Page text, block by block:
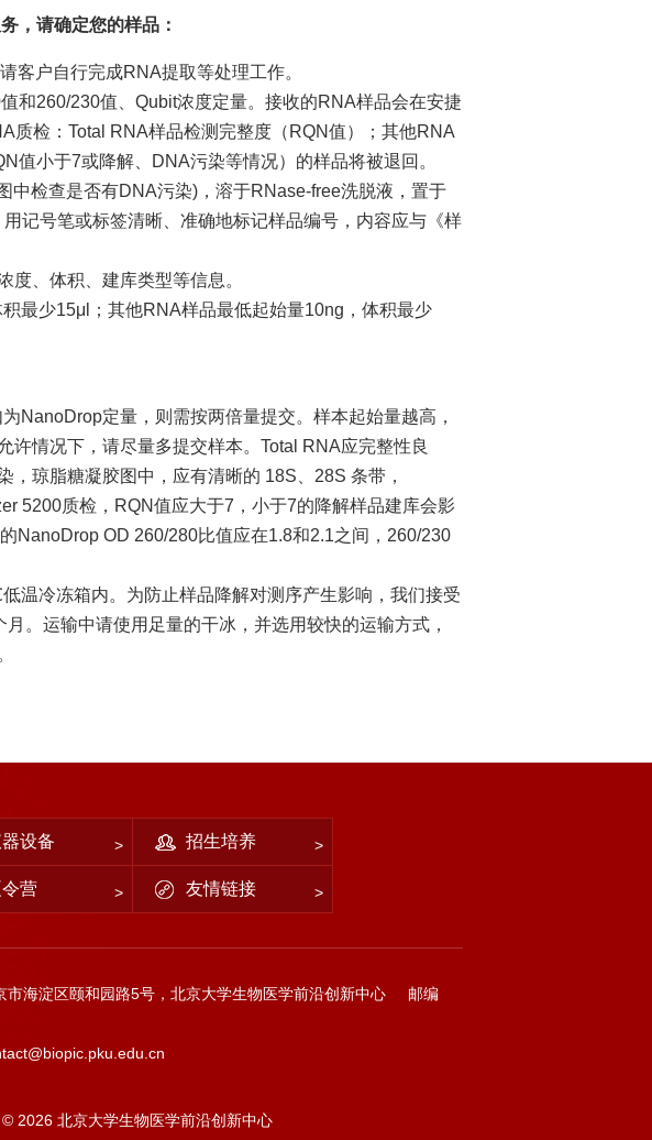
，请确定您的样品：
客户自行完成RNA提取等处理工作。
和260/230值、Qubit浓度定量。接收的RNA样品会在安捷
质检：Total RNA样品检测完整度（RQN值）；其他RNA
值小于7或降解、DNA污染等情况）的样品将被退回。
中检查是否有DNA污染)，溶于RNase-free洗脱液，置于
记号笔或标签清晰、准确地标记样品编号，内容应与《样
度、体积、建库类型等信息。
最少15μl；其他RNA样品最低起始量10ng，体积最少
定量，则需按两倍量提交。样本起始量越高，
许情况下，请尽量多提交样本。Total RNA应完整性良
，琼脂糖凝胶图中，应有清晰的 18S、28S 条带，
5200质检，RQN值应大于7，小于7的降解样品建库会影
NanoDrop OD 260/280比值应在1.8和2.1之间，260/230
冷冻箱内。为防止样品降解对测序产生影响，我们接受
。运输中请使用足量的干冰，并选用较快的运输方式，
设备 招生培养
营 友情链接
市海淀区颐和园路5号，北京大学生物医学前沿创新中心
邮编
© 2026 北京大学生物医学前沿创新中心